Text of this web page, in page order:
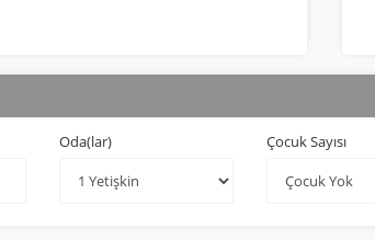
Oda(lar) Çocuk Sayısı